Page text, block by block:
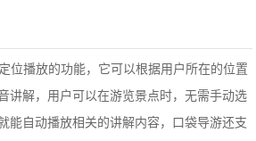
位播放的功能，它可以根据用户所在的位置
讲解，用户可以在游览景点时，无需手动选
能自动播放相关的讲解内容，口袋导游还支